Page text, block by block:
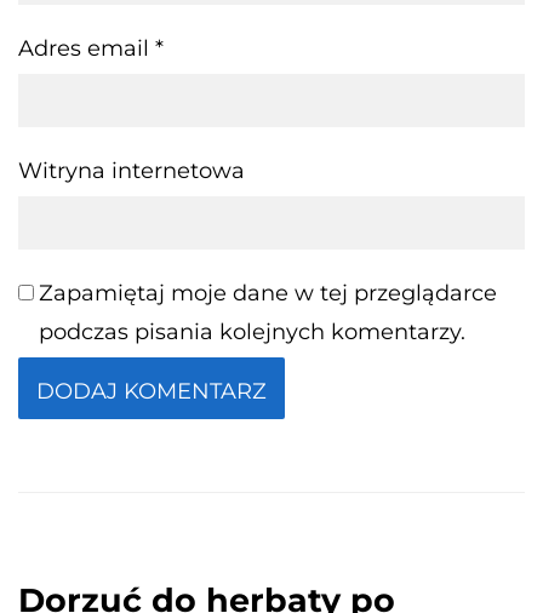
Adres email *
Witryna internetowa
Zapamiętaj moje dane w tej przeglądarce
podczas pisania kolejnych komentarzy.
Dorzuć do herbaty po